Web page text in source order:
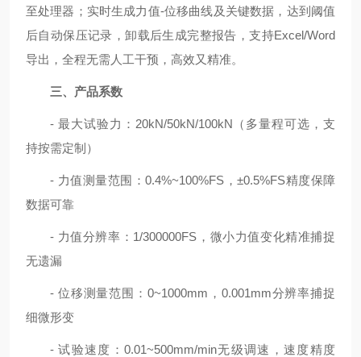
至处理器；实时生成力值-位移曲线及关键数据，达到阈值
后自动保压记录，卸载后生成完整报告，支持Excel/Word
导出，全程无需人工干预，高效又精准。
三、产品系数
- 最大试验力：20kN/50kN/100kN（多量程可选，支
持按需定制）
- 力值测量范围：0.4%~100%FS，±0.5%FS精度保障
数据可靠
- 力值分辨率：1/300000FS，微小力值变化精准捕捉
无遗漏
- 位移测量范围：0~1000mm，0.001mm分辨率捕捉
细微形变
- 试验速度：0.01~500mm/min无级调速，速度精度